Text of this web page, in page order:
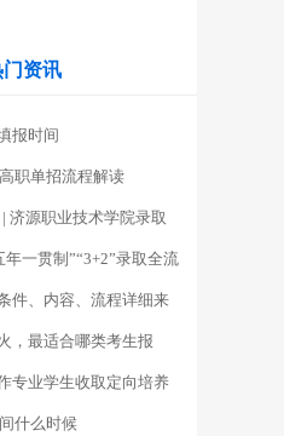
门资讯
报时间
职单招流程解读
济源职业技术学院录取
年一贯制”“3+2”录取全流
件、内容、流程详细来
，最适合哪类考生报
专业学生收取定向培养
什么时候